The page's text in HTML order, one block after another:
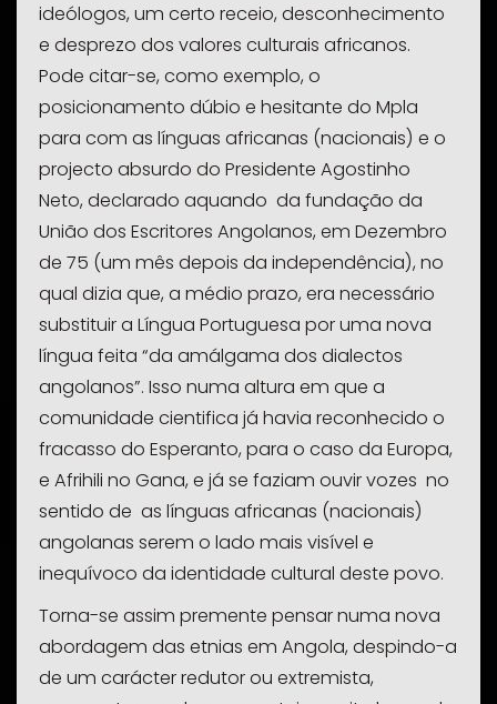
ideólogos, um certo receio, desconhecimento
e desprezo dos valores culturais africanos.
Pode citar-se, como exemplo, o
posicionamento dúbio e hesitante do Mpla
para com as línguas africanas (nacionais) e o
projecto absurdo do Presidente Agostinho
Neto, declarado aquando da fundação da
União dos Escritores Angolanos, em Dezembro
de 75 (um mês depois da independência), no
qual dizia que, a médio prazo, era necessário
substituir a Língua Portuguesa por uma nova
língua feita “da amálgama dos dialectos
angolanos”. Isso numa altura em que a
comunidade cientifica já havia reconhecido o
fracasso do Esperanto, para o caso da Europa,
e Afrihili no Gana, e já se faziam ouvir vozes no
sentido de as línguas africanas (nacionais)
angolanas serem o lado mais visível e
inequívoco da identidade cultural deste povo.
Torna-se assim premente pensar numa nova
abordagem das etnias em Angola, despindo-a
de um carácter redutor ou extremista,